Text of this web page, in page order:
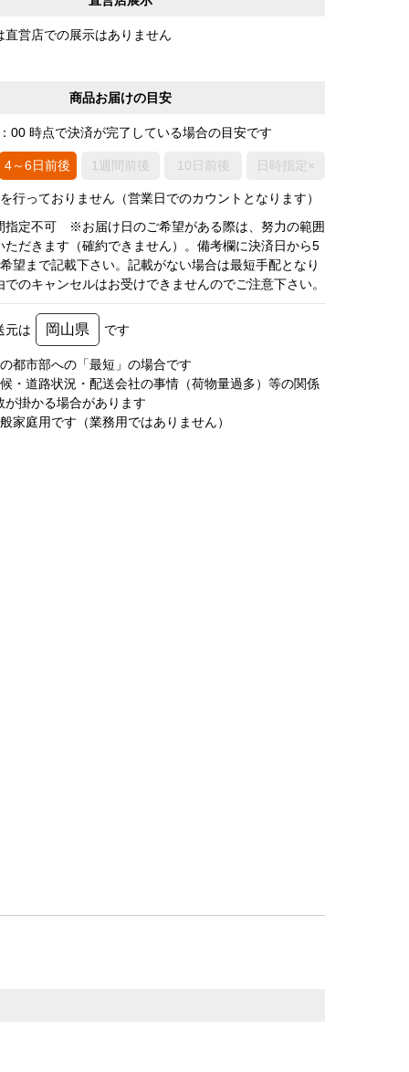
直営店での展示はありません
商品お届けの目安
00 時点で決済が完了している場合の目安です
4～6日前後 1週間前後 10日前後 日時指定×
行っておりません（営業日でのカウントとなります）
指定不可 ※お届け日のご希望がある際は、努力の範囲
ただきます（確約できません）。備考欄に決済日から5
望まで記載下さい。記載がない場合は最短手配となり
でのキャンセルはお受けできませんのでご注意下さい。
元は 岡山県 です
都市部への「最短」の場合です
・道路状況・配送会社の事情（荷物量過多）等の関係
が掛かる場合があります
家庭用です（業務用ではありません）